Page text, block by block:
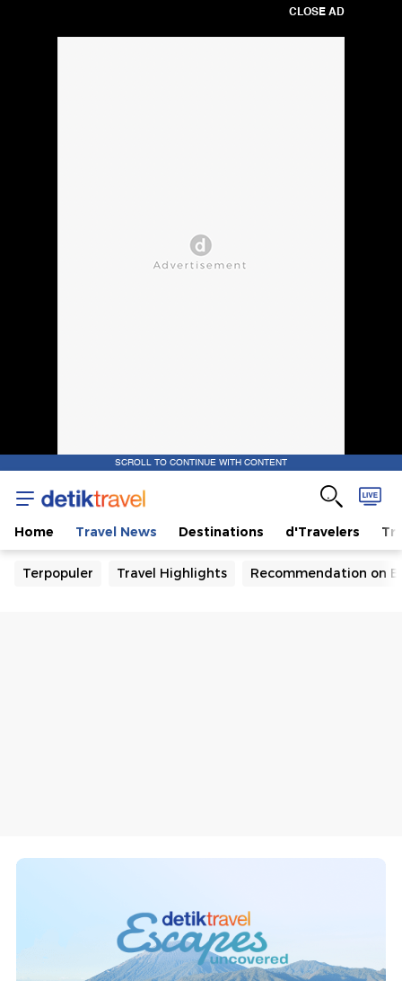
CLOSE AD
SCROLL TO CONTINUE WITH CONTENT
Home Travel News Destinations d'Travelers
Terpopuler Travel Highlights Recommendation on